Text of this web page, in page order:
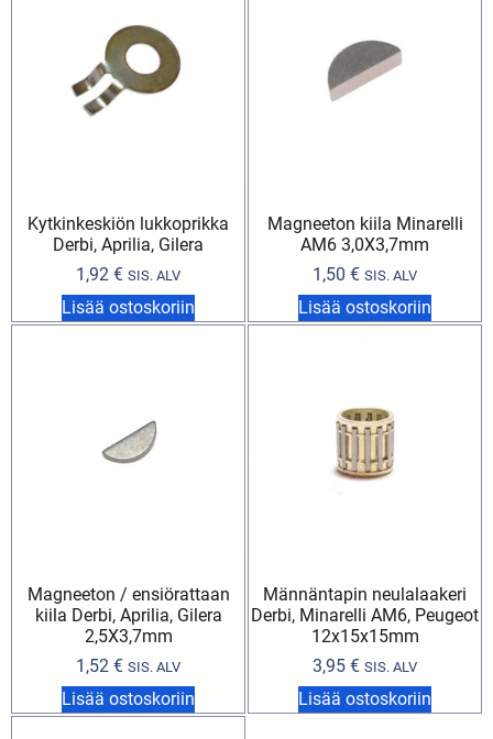
Kytkinkeskiön lukkoprikka
Derbi, Aprilia, Gilera
1,92 € SIS. ALV
Lisää ostoskoriin
Magneeton kiila Minarelli
AM6 3,0X3,7mm
1,50 € SIS. ALV
Lisää ostoskoriin
Magneeton / ensiörattaan
kiila Derbi, Aprilia, Gilera
2,5X3,7mm
1,52 € SIS. ALV
Lisää ostoskoriin
Männäntapin neulalaakeri
Derbi, Minarelli AM6, Peugeot
12x15x15mm
3,95 € SIS. ALV
Lisää ostoskoriin